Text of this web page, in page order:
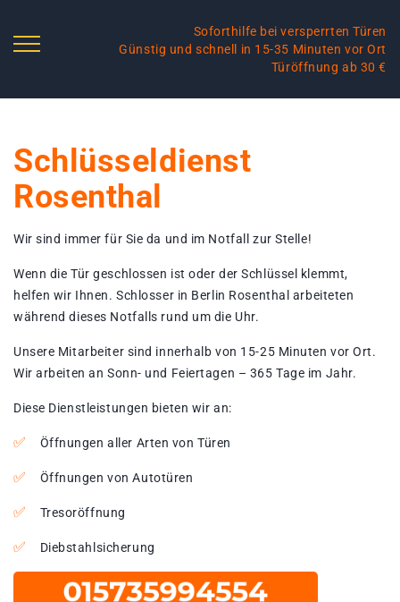
Soforthilfe bei versperrten Türen
Günstig und schnell in 15-35 Minuten vor Ort
Türöffnung ab 30 €
Schlüsseldienst
Rosenthal
Wir sind immer für Sie da und im Notfall zur Stelle!
Wenn die Tür geschlossen ist oder der Schlüssel klemmt,
helfen wir Ihnen. Schlosser in Berlin Rosenthal arbeiteten
während dieses Notfalls rund um die Uhr.
Unsere Mitarbeiter sind innerhalb von 15-25 Minuten vor Ort.
Wir arbeiten an Sonn- und Feiertagen – 365 Tage im Jahr.
Diese Dienstleistungen bieten wir an:
Öffnungen aller Arten von Türen
Öffnungen von Autotüren
Tresoröffnung
Diebstahlsicherung